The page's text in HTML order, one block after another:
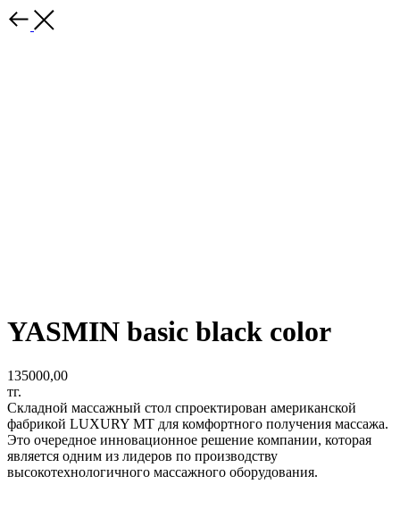
YASMIN basic black color
135000,00
тг.
Складной массажный стол спроектирован американской
фабрикой LUXURY МТ для комфортного получения массажа.
Это очередное инновационное решение компании, которая
является одним из лидеров по производству
высокотехнологичного массажного оборудования.